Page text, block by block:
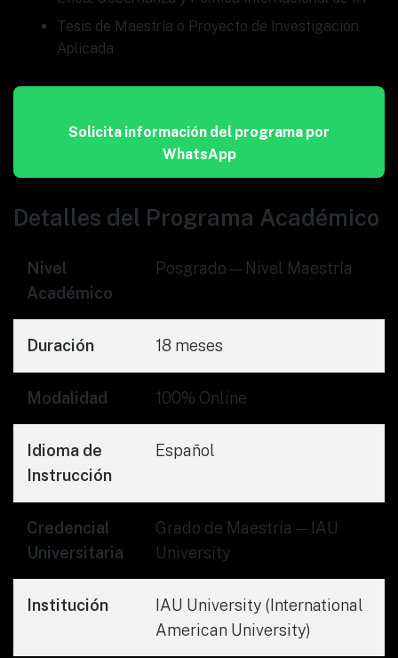
Tesis de Maestría o Proyecto de Investigación
Aplicada
Solicita información del programa por
WhatsApp
Detalles del Programa Académico
Nivel
Académico
Posgrado — Nivel Maestría
Duración 18 meses
Modalidad 100% Online
Idioma de
Instrucción
Español
Credencial
Universitaria
Grado de Maestría — IAU
University
Institución
IAU University (International
American University)